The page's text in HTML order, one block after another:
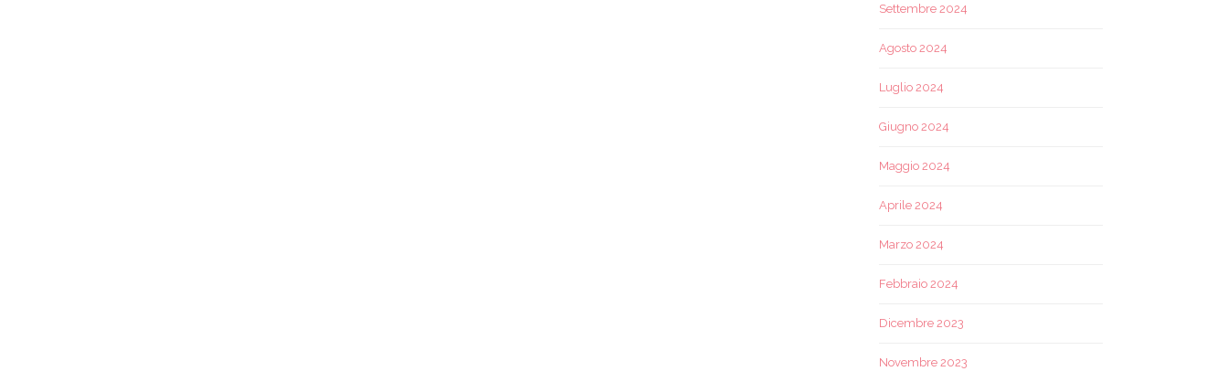
Settembre 2024
Agosto 2024
Luglio 2024
Giugno 2024
Maggio 2024
Aprile 2024
Marzo 2024
Febbraio 2024
Dicembre 2023
Novembre 2023